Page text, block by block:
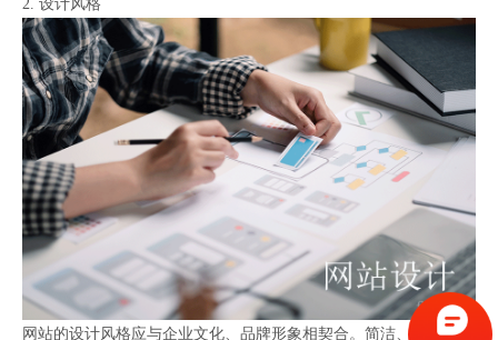
2. 设计风格
网站的设计风格应与企业文化、品牌形象相契合。简洁、大方的界